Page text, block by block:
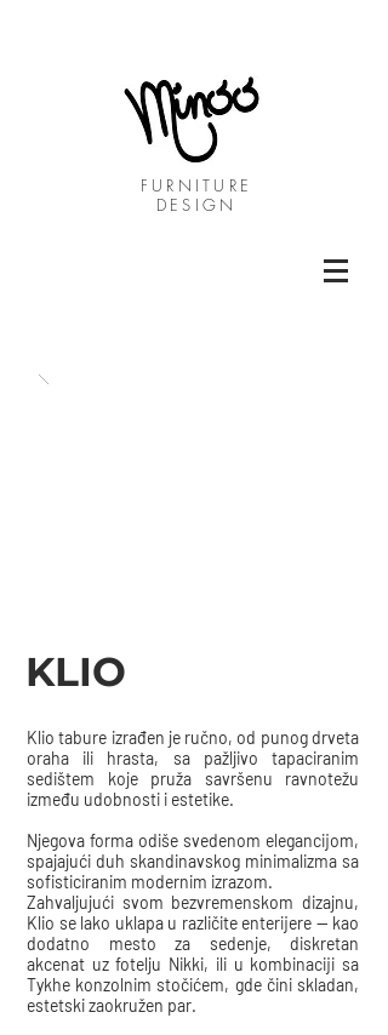
FURNITURE
DESIGN
KLIO
Klio tabure izrađen je ručno, od punog drveta
oraha ili hrasta, sa pažljivo tapaciranim
sedištem koje pruža savršenu ravnotežu
između udobnosti i estetike.
Njegova forma odiše svedenom elegancijom,
spajajući duh skandinavskog minimalizma sa
sofisticiranim modernim izrazom.
Zahvaljujući svom bezvremenskom dizajnu,
Klio se lako uklapa u različite enterijere — kao
dodatno mesto za sedenje, diskretan
akcenat uz fotelju Nikki, ili u kombinaciji sa
Tykhe konzolnim stočićem, gde čini skladan,
estetski zaokružen par.